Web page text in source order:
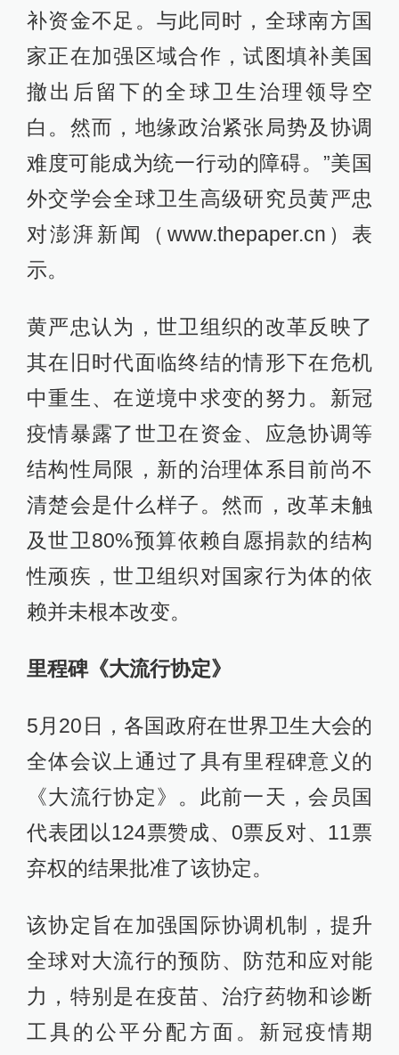
补资金不足。与此同时，全球南方国
家正在加强区域合作，试图填补美国
撤出后留下的全球卫生治理领导空
白。然而，地缘政治紧张局势及协调
难度可能成为统一行动的障碍。”美国
外交学会全球卫生高级研究员黄严忠
对澎湃新闻（www.thepaper.cn）表
示。
黄严忠认为，世卫组织的改革反映了
其在旧时代面临终结的情形下在危机
中重生、在逆境中求变的努力。新冠
疫情暴露了世卫在资金、应急协调等
结构性局限，新的治理体系目前尚不
清楚会是什么样子。然而，改革未触
及世卫80%预算依赖自愿捐款的结构
性顽疾，世卫组织对国家行为体的依
赖并未根本改变。
里程碑《大流行协定》
5月20日，各国政府在世界卫生大会的
全体会议上通过了具有里程碑意义的
《大流行协定》。此前一天，会员国
代表团以124票赞成、0票反对、11票
弃权的结果批准了该协定。
该协定旨在加强国际协调机制，提升
全球对大流行的预防、防范和应对能
力，特别是在疫苗、治疗药物和诊断
工具的公平分配方面。新冠疫情期